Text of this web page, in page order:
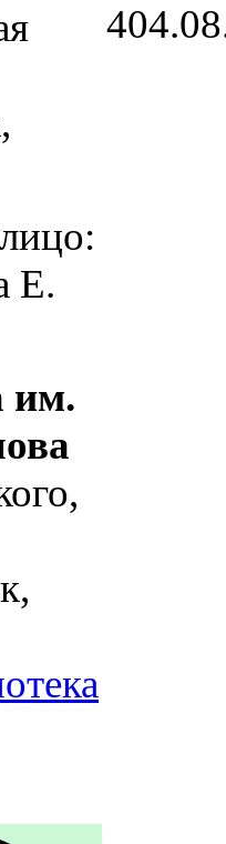
Е.
им.
,
4